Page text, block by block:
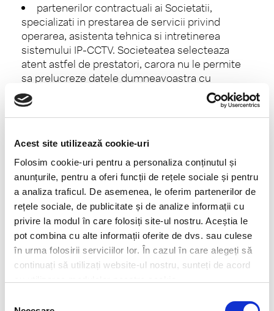
Acest site utilizează cookie-uri
Folosim cookie-uri pentru a personaliza conținutul și
anunțurile, pentru a oferi funcții de rețele sociale și pentru
a analiza traficul. De asemenea, le oferim partenerilor de
rețele sociale, de publicitate și de analize informații cu
privire la modul în care folosiți site-ul nostru. Aceștia le
pot combina cu alte informații oferite de dvs. sau culese
în urma folosirii serviciilor lor. În cazul în care alegeți să
continuați să utilizați website-ul nostru, sunteți de acord
partenerilor contractuali ai Societatii,
specializati in prestarea de servicii privind
operarea, asistenta tehnica si intretinerea
sistemului IP-CCTV. Societeatea selecteaza
atent astfel de prestatori, carora nu le permite
sa prelucreze datele dumneavoastra cu
caracter personal altfel decat conform
instructiunilor Societatii si doar in scopul
furnizarii serviciilor contractate. pentru
altor societăţi din cadrul grupului din care
face parte Societatea;
autorităţilor publice, ca răspuns la solicitari
de informaţii din partea acestora, sau pentru
protejarea drepturilor, patrimoniului sau
siguranţei Societăţii;
pentru protejarea drepturilor noastre în
cadrul unor litigii;
în legătură cu sau pe durata negocierilor care
parte a acesteia, inclusiv, de exemplu, tranzactii